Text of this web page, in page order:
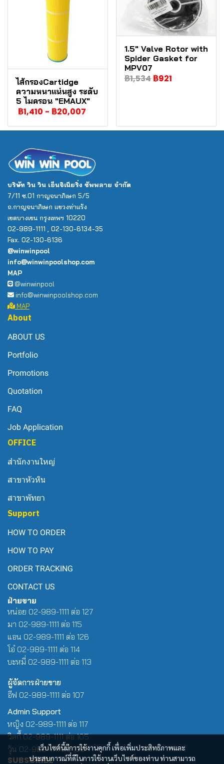
ไส้กรองCartidge
ความหนาแน่นสูง ระดับ
5 ไมครอน "EMAUX"
฿1,410 - ฿20,007
1.5" Valve Rotor with
Spider Gasket for
MPV07
฿1,534 ฿921
เว็บไซต์นี้มีการใช้งานคุกกี้ เพื่อเพิ่มประสิทธิภาพและ
ประสบการณ์ที่ดีในการใช้งานเว็บไซต์ของท่าน ท่านสามารถ
บริษัท วิน วิน เอ็นจิเนียริ่ง ซัพพลาย จำกัด
7/11 ซ.01 กาญจนาภิเษก 5/5
ถ.กาญจนาภิเษก แขวงท่าแร้ง
เขตบางเขน กรุงเทพฯ 10220
02-989-1111 , 02-130-6134-35
Fax. 02-130-6136
@winwinpool
info@winwinpoolshop.com
MAP
@winwinpool
info@winwinpoolshop.com
MAP
About
ABOUT US
Portfolio
Promotions
Quotation
FAQ
Job Application
OFFICE
สำนักงานใหญ่
สาขาหัวหิน
สาขาพัทยา
Support
HOW TO ORDER
HOW TO PAY
ORDER TRACKING
CONTACT US
ฝ่ายขาย
หน่อย 02-989-1111 ต่อ 127
มา 02-989-1111 ต่อ 115
แอน 02-989-1111 ต่อ 126
โอ๋ 02-989-1111 ต่อ 114
บะหมี่ 02-989-1111 ต่อ 113
ผู้จัดการฝ่ายขาย
อีฟ 02-989-1111 ต่อ 107
Admin Support
หญิง 02-989-1111 ต่อ 117
วิคกี้ 02-989-1111 ต่อ 105
วุ้น 02-989-1111 ต่อ 100
SUBSCRIBE